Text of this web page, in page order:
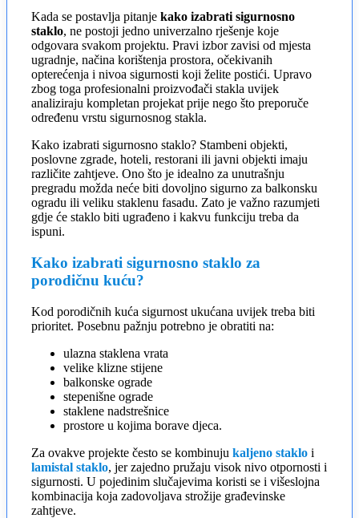
Kada se postavlja pitanje kako izabrati sigurnosno
staklo, ne postoji jedno univerzalno rješenje koje
odgovara svakom projektu. Pravi izbor zavisi od mjesta
ugradnje, načina korištenja prostora, očekivanih
opterećenja i nivoa sigurnosti koji želite postići. Upravo
zbog toga profesionalni proizvođači stakla uvijek
analiziraju kompletan projekat prije nego što preporuče
određenu vrstu sigurnosnog stakla.
Kako izabrati sigurnosno staklo? Stambeni objekti,
poslovne zgrade, hoteli, restorani ili javni objekti imaju
različite zahtjeve. Ono što je idealno za unutrašnju
pregradu možda neće biti dovoljno sigurno za balkonsku
ogradu ili veliku staklenu fasadu. Zato je važno razumjeti
gdje će staklo biti ugrađeno i kakvu funkciju treba da
ispuni.
Kako izabrati sigurnosno staklo za
porodičnu kuću?
Kod porodičnih kuća sigurnost ukućana uvijek treba biti
prioritet. Posebnu pažnju potrebno je obratiti na:
ulazna staklena vrata
velike klizne stijene
balkonske ograde
stepenišne ograde
staklene nadstrešnice
prostore u kojima borave djeca.
Za ovakve projekte često se kombinuju kaljeno staklo i
lamistal staklo, jer zajedno pružaju visok nivo otpornosti i
sigurnosti. U pojedinim slučajevima koristi se i višeslojna
kombinacija koja zadovoljava strožije građevinske
zahtjeve.